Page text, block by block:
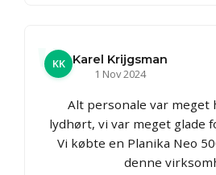
KK Karel Krijgsman
1 Nov 2024
Alt personale var
lydhørt, vi var meget glade
Vi købte en Planika Neo
denne